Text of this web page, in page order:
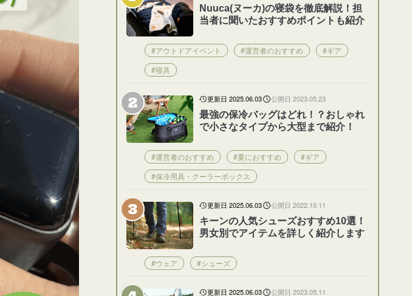
Nuuca(ヌーカ)の寝袋を徹底解説！担
当者に聞いたおすすめポイントも紹介
#アウトドアイベント #運営者のおすすめ
#ギア
#寝具
更新日 2025.06.03 公開日 2023.05.23
最強の保冷バッグはどれ！？おしゃれ
で小さなタイプから大型まで紹介！
#運営者のおすすめ #夏におすすめ
#ギア
#保冷用具・クーラーボックス
更新日 2025.06.03 公開日 2022.10.11
キーンの人気シューズおすすめ10選！
男女別でアイテムを詳しく紹介します
#ウェア #シューズ
更新日 2025.06.03 公開日 2023.05.11